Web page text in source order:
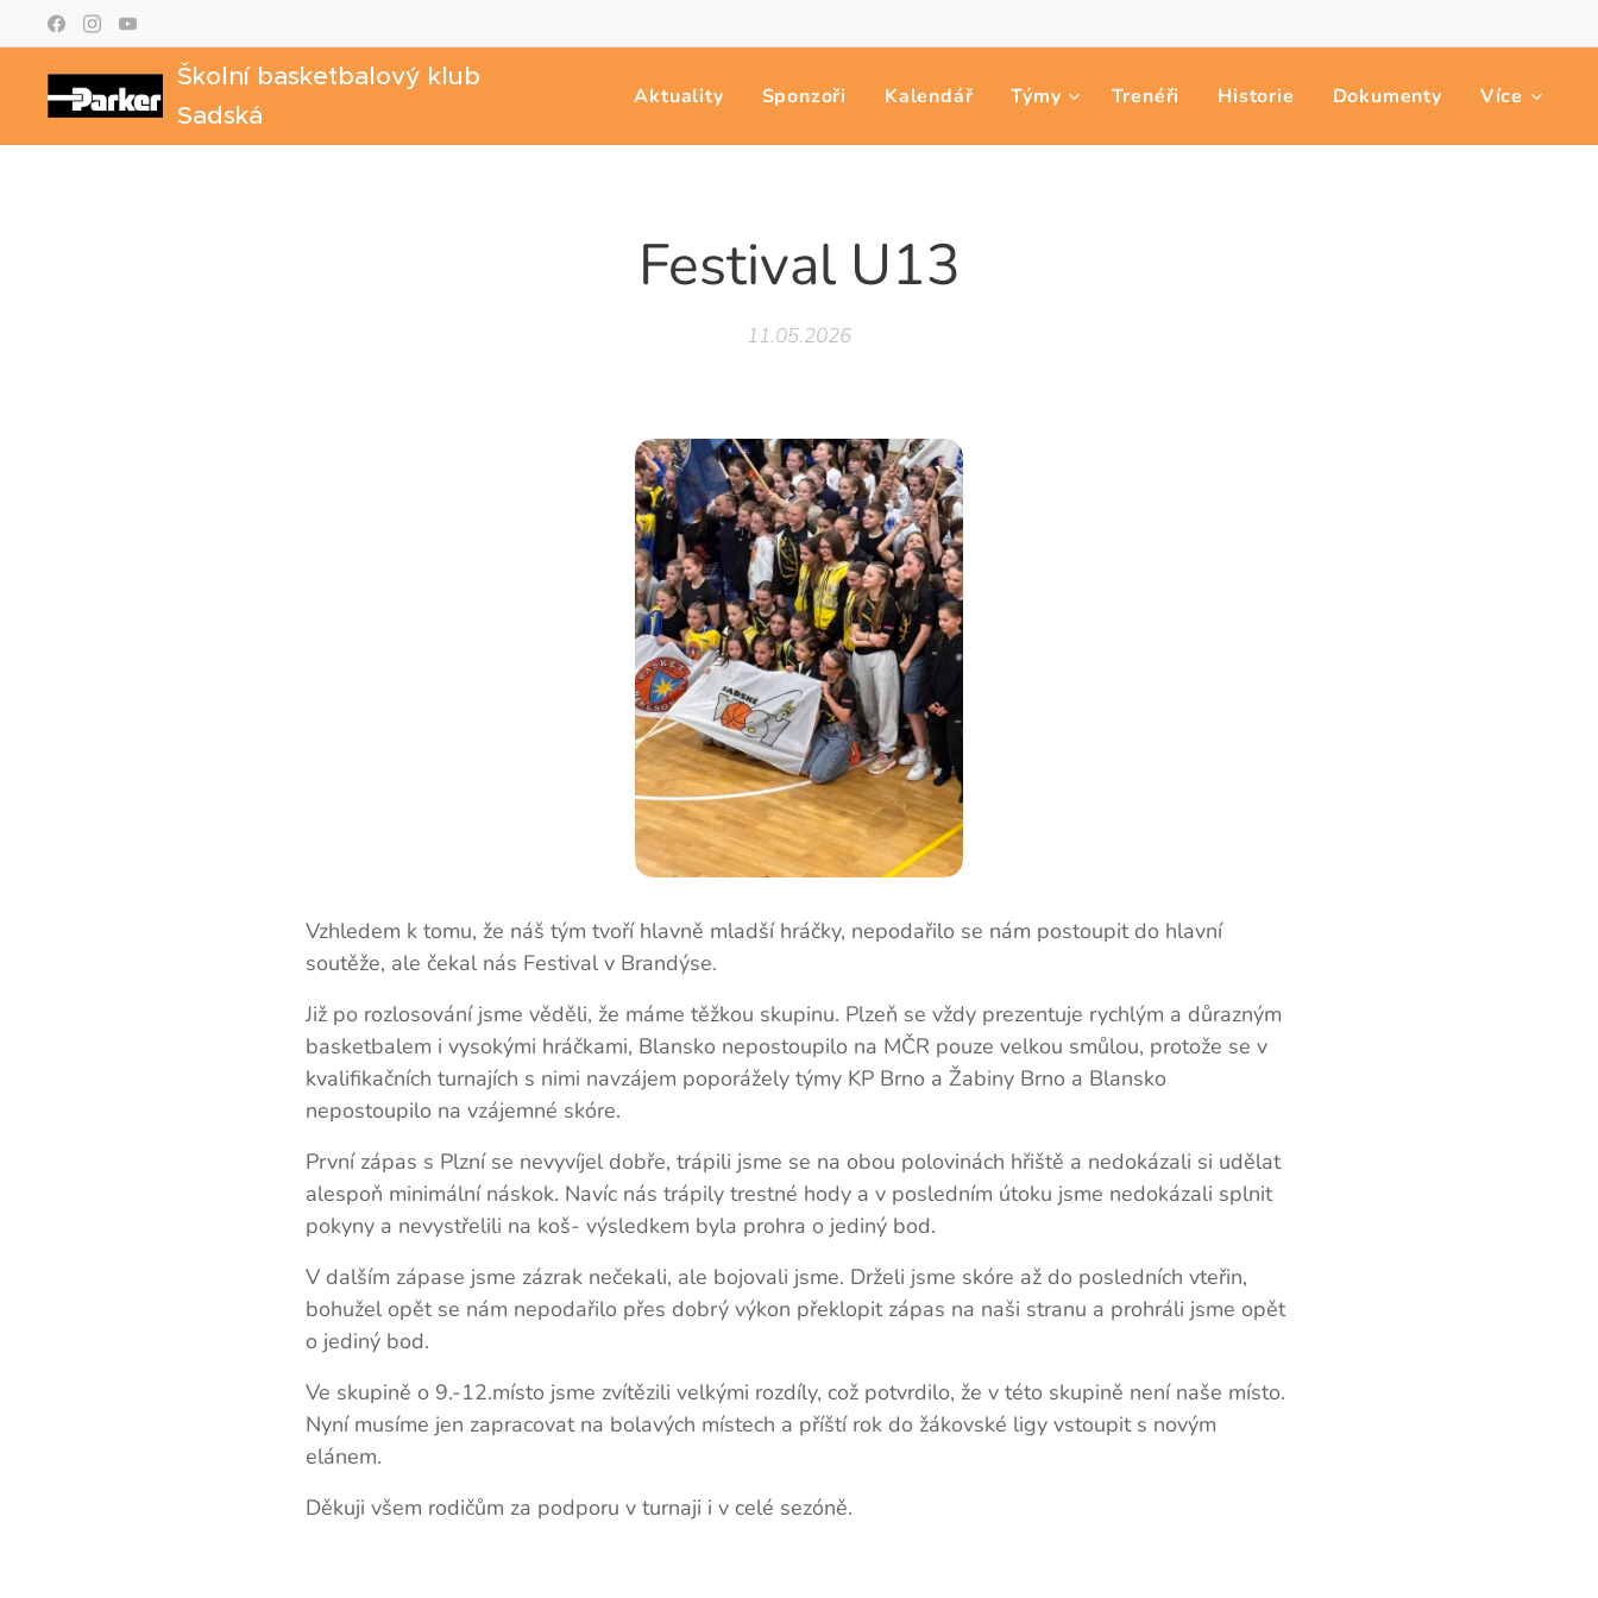
Školní basketbalový klub
Sadská
Aktuality Sponzoři Kalendář Týmy Trenéři Historie Dokumenty Více
Festival U13
11.05.2026
Vzhledem k tomu, že náš tým tvoří hlavně mladší hráčky, nepodařilo se nám postoupit do hlavní
soutěže, ale čekal nás Festival v Brandýse.
Již po rozlosování jsme věděli, že máme těžkou skupinu. Plzeň se vždy prezentuje rychlým a důrazným
basketbalem i vysokými hráčkami, Blansko nepostoupilo na MČR pouze velkou smůlou, protože se v
kvalifikačních turnajích s nimi navzájem poporážely týmy KP Brno a Žabiny Brno a Blansko
nepostoupilo na vzájemné skóre.
První zápas s Plzní se nevyvíjel dobře, trápili jsme se na obou polovinách hřiště a nedokázali si udělat
alespoň minimální náskok. Navíc nás trápily trestné hody a v posledním útoku jsme nedokázali splnit
pokyny a nevystřelili na koš- výsledkem byla prohra o jediný bod.
V dalším zápase jsme zázrak nečekali, ale bojovali jsme. Drželi jsme skóre až do posledních vteřin,
bohužel opět se nám nepodařilo přes dobrý výkon překlopit zápas na naši stranu a prohráli jsme opět
o jediný bod.
Ve skupině o 9.-12.místo jsme zvítězili velkými rozdíly, což potvrdilo, že v této skupině není naše místo.
Nyní musíme jen zapracovat na bolavých místech a příští rok do žákovské ligy vstoupit s novým
elánem.
Děkuji všem rodičům za podporu v turnaji i v celé sezóně.